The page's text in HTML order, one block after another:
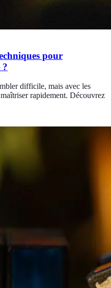
pour
?
difficile, mais avec les
rapidement. Découvrez